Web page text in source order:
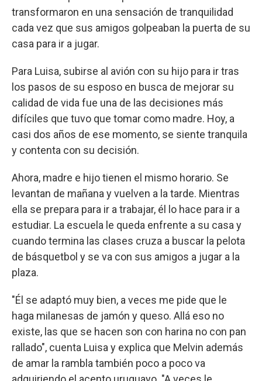
transformaron en una sensación de tranquilidad
cada vez que sus amigos golpeaban la puerta de su
casa para ir a jugar.
Para Luisa, subirse al avión con su hijo para ir tras
los pasos de su esposo en busca de mejorar su
calidad de vida fue una de las decisiones más
difíciles que tuvo que tomar como madre. Hoy, a
casi dos años de ese momento, se siente tranquila
y contenta con su decisión.
Ahora, madre e hijo tienen el mismo horario. Se
levantan de mañana y vuelven a la tarde. Mientras
ella se prepara para ir a trabajar, él lo hace para ir a
estudiar. La escuela le queda enfrente a su casa y
cuando termina las clases cruza a buscar la pelota
de básquetbol y se va con sus amigos a jugar a la
plaza.
"Él se adaptó muy bien, a veces me pide que le
haga milanesas de jamón y queso. Allá eso no
existe, las que se hacen son con harina no con pan
rallado", cuenta Luisa y explica que Melvin además
de amar la rambla también poco a poco va